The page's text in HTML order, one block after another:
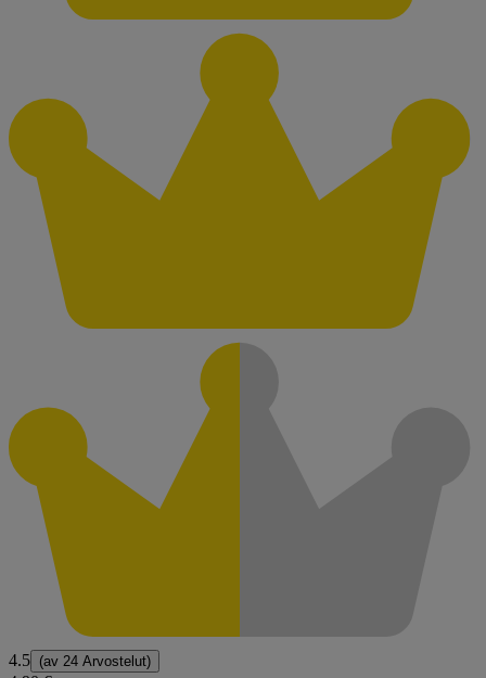
4.5 (av 24 Arvostelut)